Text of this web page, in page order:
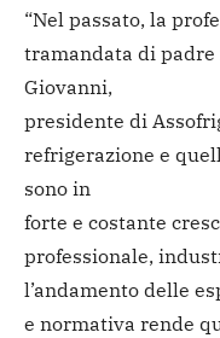
“Nel passato, la
tramandata di padre
Giovanni,
presidente di
refrigerazione e
sono in
forte e costante
professionale,
l’andamento delle
e normativa rende